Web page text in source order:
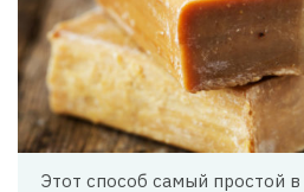
Этот способ самый простой